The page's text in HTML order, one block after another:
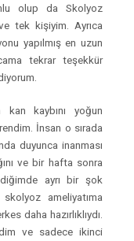
olup da Skolyoz
tek kişiyim. Ayrıca
yapılmış en uzun
tekrar teşekkür
kaybını yoğun
İnsan o sırada
duyunca inanması
ve bir hafta sonra
ayrı bir şok
ameliyatıma
daha hazırlıklıydı.
ve sadece ikinci